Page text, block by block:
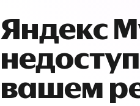
Яндекс
вашем